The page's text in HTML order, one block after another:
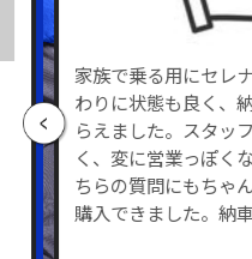
家族で乗る用にセレ
わりに状態も良く、
らえました。スタッ
く、変に営業っぽく
ちらの質問にもちゃ
購入できました。納